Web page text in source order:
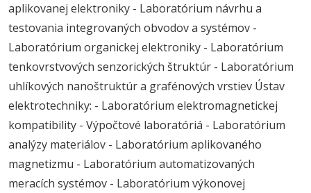
aplikovanej elektroniky - Laboratórium návrhu a
testovania integrovaných obvodov a systémov -
Laboratórium organickej elektroniky - Laboratórium
tenkovrstvových senzorických štruktúr - Laboratórium
uhlíkových nanoštruktúr a grafénových vrstiev Ústav
elektrotechniky: - Laboratórium elektromagnetickej
kompatibility - Výpočtové laboratóriá - Laboratórium
analýzy materiálov - Laboratórium aplikovaného
magnetizmu - Laboratórium automatizovaných
meracích systémov - Laboratórium výkonovej